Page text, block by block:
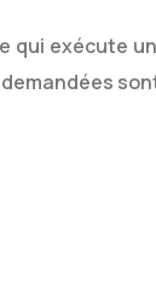
qui exécute